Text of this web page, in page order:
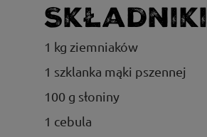
Składniki
1 kg ziemniaków
1 szklanka mąki pszennej
100 g słoniny
1 cebula